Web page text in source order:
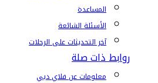
المساعدة
الأسئلة الشائعة
آخر التحديثات على الرحلات
روابط ذات صلة
معلومات عن فلاي دبي